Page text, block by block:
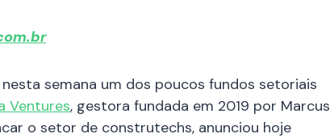
semana um dos poucos fundos setoriais
Ventures, gestora fundada em 2019 por Marcus
o setor de construtechs, anunciou hoje